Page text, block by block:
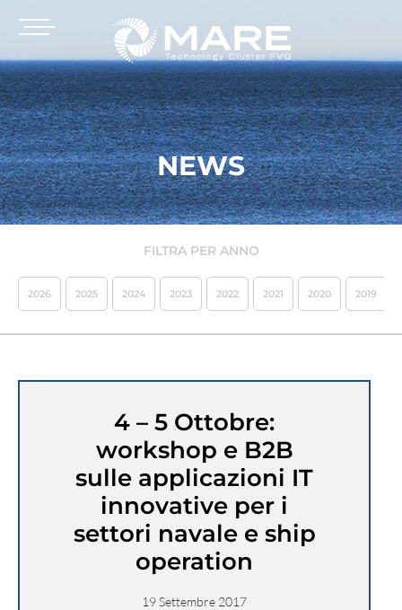
NEWS
FILTRA PER ANNO
2026 2025 2024 2023 2022 2021 2020 2019
4 – 5 Ottobre:
workshop e B2B
sulle applicazioni IT
innovative per i
settori navale e ship
operation
19 Settembre 2017